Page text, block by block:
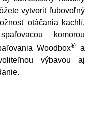
vytvoriť ľubovoľný
otáčania kachlí.
komorou
Woodbox® a
výbavou aj